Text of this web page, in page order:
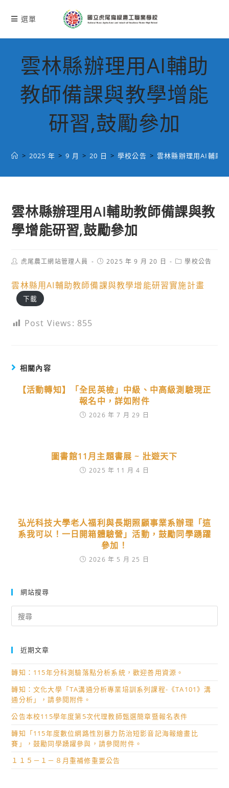
選單
雲林縣辦理用AI輔助
教師備課與教學增能
研習,鼓勵參加
> 2025 年 > 9 月 > 20 日 > 學校公告 > 雲林縣辦理用AI輔助
雲林縣辦理用AI輔助教師備課與教
學增能研習,鼓勵參加
Post虎尾農工網站管理人員
Post2025 年 9 月 20 日
Post學校公告
雲林縣用AI輔助教師備課與教學增能研習實施計畫
下載
Post Views: 855
相關內容
【活動轉知】「全民英檢」中級、中高級測驗現正
報名中，詳如附件
2026 年 7 月 29 日
圖書館11月主題書展 ~ 壯遊天下
2025 年 11 月 4 日
弘光科技大學老人福利與長期照顧事業系辦理「這
系我可以！一日開箱體驗營」活動，鼓勵同學踴躍
參加！
2026 年 5 月 25 日
網站搜尋
for:
近期文章
轉知：115年分科測驗落點分析系統，歡迎善用資源。
轉知：文化大學「TA溝通分析專業培訓系列課程-《TA101》溝
通分析」，請參閱附件。
公告本校115學年度第5次代理教師甄選簡章暨報名表件
轉知「115年度數位網路性別暴力防治短影音記海報繪畫比
賽」，鼓勵同學踴躍參與，請參閱附件。
１１５－１－８月重補修重要公告